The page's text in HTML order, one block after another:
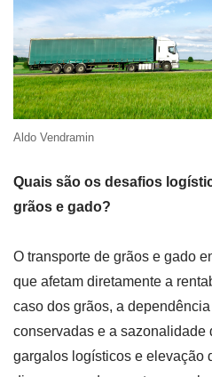
Aldo Vendramin
Quais são os desafios
grãos e gado?
O transporte de grãos e gado
que afetam diretamente a
caso dos grãos, a dependência
conservadas e a sazonalidade
gargalos logísticos e elevação